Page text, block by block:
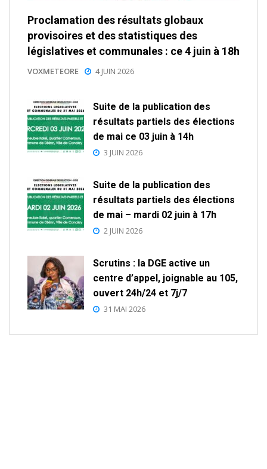
Proclamation des résultats globaux
provisoires et des statistiques des
législatives et communales : ce 4 juin à 18h
VOXMETEORE 4 JUIN 2026
Suite de la publication des
résultats partiels des élections
de mai ce 03 juin à 14h
3 JUIN 2026
Suite de la publication des
résultats partiels des élections
de mai – mardi 02 juin à 17h
2 JUIN 2026
Scrutins : la DGE active un
centre d’appel, joignable au 105,
ouvert 24h/24 et 7j/7
31 MAI 2026